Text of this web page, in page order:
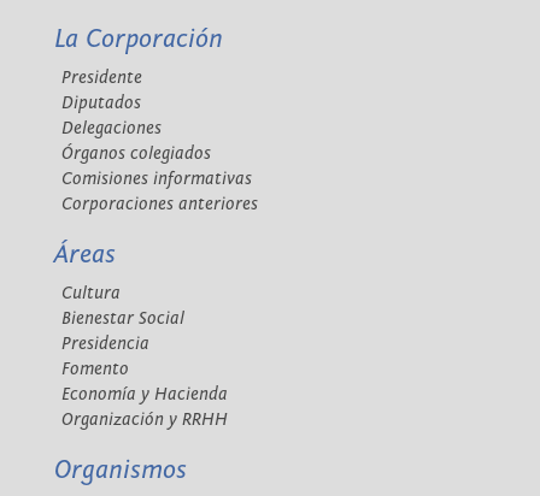
La Corporación
Presidente
Diputados
Delegaciones
Órganos colegiados
Comisiones informativas
Corporaciones anteriores
Áreas
Cultura
Bienestar Social
Presidencia
Fomento
Economía y Hacienda
Organización y RRHH
Organismos